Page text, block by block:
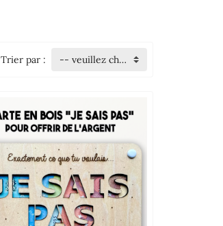
Trier par : -- veuillez choisir --